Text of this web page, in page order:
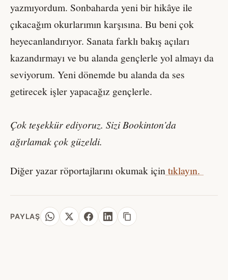
yazmıyordum. Sonbaharda yeni bir hikâye ile
çıkacağım okurlarımın karşısına. Bu beni çok
heyecanlandırıyor. Sanata farklı bakış açıları
kazandırmayı ve bu alanda gençlerle yol almayı da
seviyorum. Yeni dönemde bu alanda da ses
getirecek işler yapacağız gençlerle.
Çok teşekkür ediyoruz. Sizi Bookinton’da
ağırlamak çok güzeldi.
Diğer yazar röportajlarını okumak içintıklayın.
PAYLAŞ